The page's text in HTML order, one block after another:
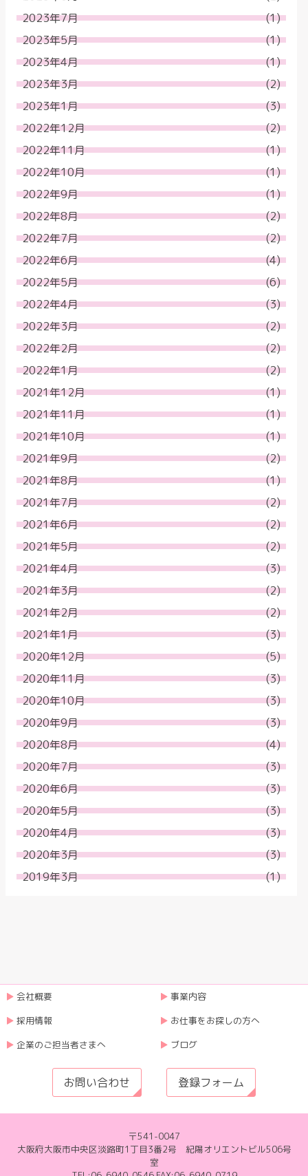
2023年7月
(1)
2023年5月
(1)
2023年4月
(1)
2023年3月
(2)
2023年1月
(3)
2022年12月
(2)
2022年11月
(1)
2022年10月
(1)
2022年9月
(1)
2022年8月
(2)
2022年7月
(2)
2022年6月
(4)
2022年5月
(6)
2022年4月
(3)
2022年3月
(2)
2022年2月
(2)
2022年1月
(2)
2021年12月
(1)
2021年11月
(1)
2021年10月
(1)
2021年9月
(2)
2021年8月
(1)
2021年7月
(2)
2021年6月
(2)
2021年5月
(2)
2021年4月
(3)
2021年3月
(2)
2021年2月
(2)
2021年1月
(3)
2020年12月
(5)
2020年11月
(3)
2020年10月
(3)
2020年9月
(3)
2020年8月
(4)
2020年7月
(3)
2020年6月
(3)
2020年5月
(3)
2020年4月
(3)
2020年3月
(3)
2019年3月
(1)
会社概要
事業内容
採用情報
お仕事をお探しの方へ
企業のご担当者さまへ
ブログ
お問い合わせ 登録フォーム
〒541-0047
大阪府大阪市中央区淡路町1丁目3番2号 紀陽オリエントビル506号
室